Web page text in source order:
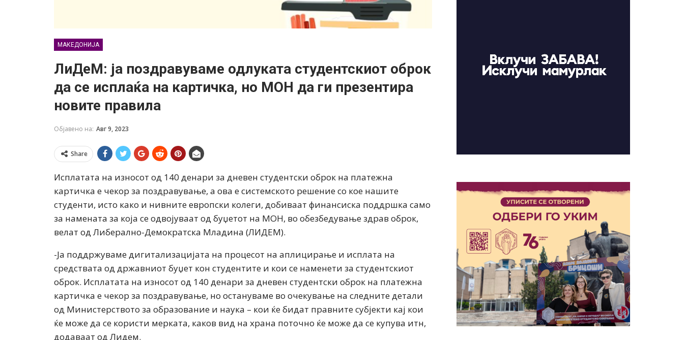
МАКЕДОНИЈА
ЛиДеМ: ја поздравуваме одлуката студентскиот оброк
да се исплаќа на картичка, но МОН да ги презентира
новите правила
Објавено на: Авг 9, 2023
Share
Исплатата на износот од 140 денари за дневен студентски оброк на платежна
картичка е чекор за поздравување, а ова е системското решение со кое нашите
студенти, исто како и нивните европски колеги, добиваат финансиска поддршка само
за намената за која се одвојуваат од буџетот на МОН, во обезбедување здрав оброк,
велат од Либерално-Демократска Младина (ЛИДЕМ).
-Ја поддржуваме дигитализацијата на процесот на аплицирање и исплата на
средствата од државниот буџет кон студентите и кои се наменети за студентскиот
оброк. Исплатата на износот од 140 денари за дневен студентски оброк на платежна
картичка е чекор за поздравување, но остануваме во очекување на следните детали
од Министерството за образование и наука – кои ќе бидат правните субјекти кај кои
ќе може да се користи мерката, каков вид на храна поточно ќе може да се купува итн,
додаваат од Лидем.